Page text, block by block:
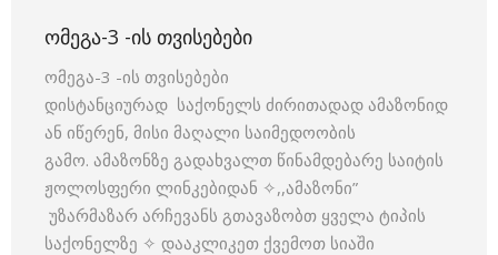
ᲝᲛᲔᲒᲐ-3 -ᲘᲡ ᲗᲕᲘᲡᲔᲑᲔᲑᲘ
ომეგა-3 -ის თვისებები
დისტანციურად საქონელს ძირითადად ამაზონიდ
ან იწერენ, მისი მაღალი საიმედოობის
გამო. ამაზონზე გადახვალთ წინამდებარე საიტის
ჟოლოსფერი ლინკებიდან ✧,,ამაზონი”
უზარმაზარ არჩევანს გთავაზობთ ყველა ტიპის
საქონელზე ✧ დააკლიკეთ ქვემოთ სიაში